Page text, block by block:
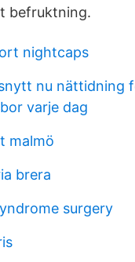
befruktning.
nightcaps
nu nättidning
varje dag
malmö
brera
surgery